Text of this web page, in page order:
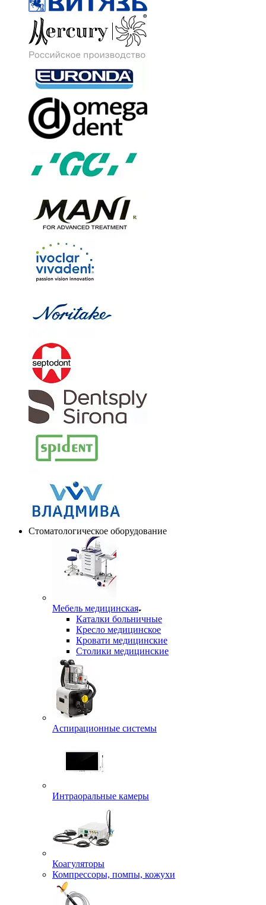
Стоматологическое оборудование
Мебель медицинская
Каталки больничные
Кресло медицинское
Кровати медицинские
Столики медицинские
Аспирационные системы
Интраоральные камеры
Коагуляторы
Компрессоры, помпы, кожухи